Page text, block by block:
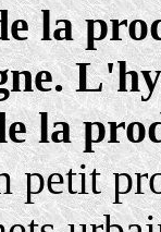
la
la
petit